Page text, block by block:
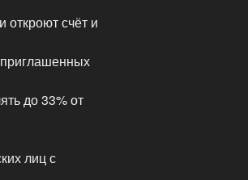
откроют счёт и
до 33% от
лиц с